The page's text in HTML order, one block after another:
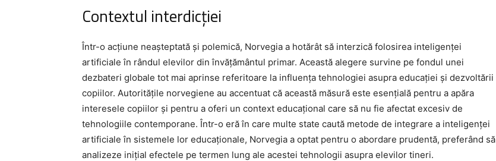
Contextul interdicției
Într-o acțiune neașteptată și polemică, Norvegia a hotărât să interzică folosirea inteligenței
artificiale în rândul elevilor din învățământul primar. Această alegere survine pe fondul unei
dezbateri globale tot mai aprinse referitoare la influența tehnologiei asupra educației și dezvoltării
copiilor. Autoritățile norvegiene au accentuat că această măsură este esențială pentru a apăra
interesele copiilor și pentru a oferi un context educațional care să nu fie afectat excesiv de
tehnologiile contemporane. Într-o eră în care multe state caută metode de integrare a inteligenței
artificiale în sistemele lor educaționale, Norvegia a optat pentru o abordare prudentă, preferând să
analizeze inițial efectele pe termen lung ale acestei tehnologii asupra elevilor tineri.